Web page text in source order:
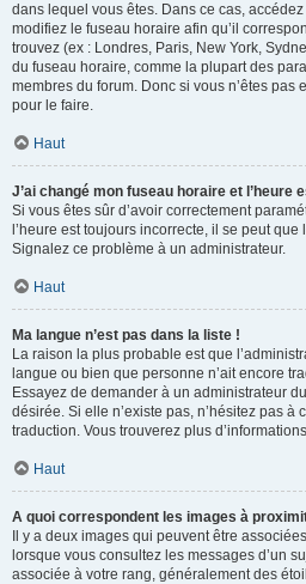
dans lequel vous êtes. Dans ce cas, accédez
modifiez le fuseau horaire afin qu’il
trouvez (ex : Londres, Paris, New York,
du fuseau horaire, comme la plupart des
membres du forum. Donc si vous n’êtes pas
pour le faire.
Haut
J’ai changé mon fuseau horaire et l’heure
Si vous êtes sûr d’avoir correctement
l’heure est toujours incorrecte, il se peut
Signalez ce problème à un administrateur.
Haut
Ma langue n’est pas dans la liste !
La raison la plus probable est que
langue ou bien que personne n’ait encore
Essayez de demander à un administrateur
désirée. Si elle n’existe pas, n’hésitez pas à
traduction. Vous trouverez plus
Haut
A quoi correspondent les images à
Il y a deux images qui peuvent être
lorsque vous consultez les messages d’un
associée à votre rang, généralement des